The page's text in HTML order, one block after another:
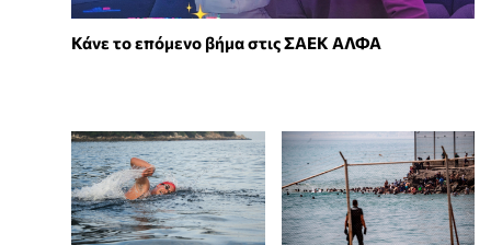
Κάνε το επόμενο βήμα στις ΣΑΕΚ ΑΛΦΑ